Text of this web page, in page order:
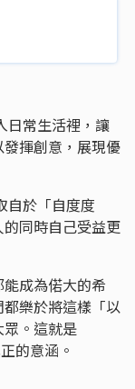
日常生活裡，讓
揮創意，展現優
自於「自度度
同時自己受益更
成為偌大的希
樂於將這樣「以
。這就是
的意涵。